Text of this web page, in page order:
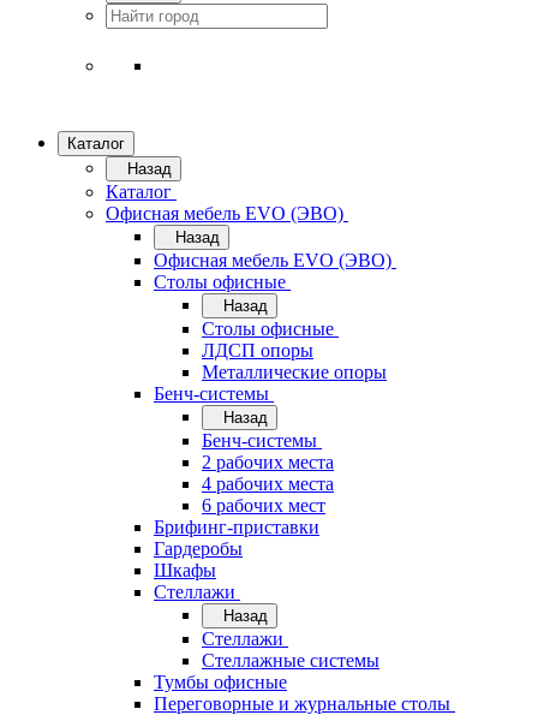
Каталог
Назад
Каталог
Офисная мебель EVO (ЭВО)
Назад
Офисная мебель EVO (ЭВО)
Cтолы офисные
Назад
Cтолы офисные
ЛДСП опоры
Металлические опоры
Бенч-системы
Назад
Бенч-системы
2 рабочих места
4 рабочих места
6 рабочих мест
Брифинг-приставки
Гардеробы
Шкафы
Стеллажи
Назад
Стеллажи
Стеллажные системы
Тумбы офисные
Переговорные и журнальные столы